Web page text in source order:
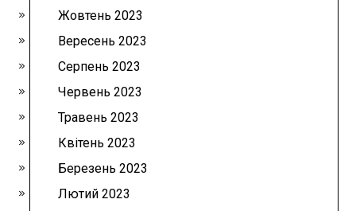
Жовтень 2023
Вересень 2023
Серпень 2023
Червень 2023
Травень 2023
Квітень 2023
Березень 2023
Лютий 2023